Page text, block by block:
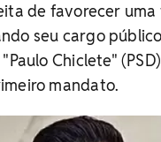
de favorecer uma
seu cargo
Chiclete"
mandato.